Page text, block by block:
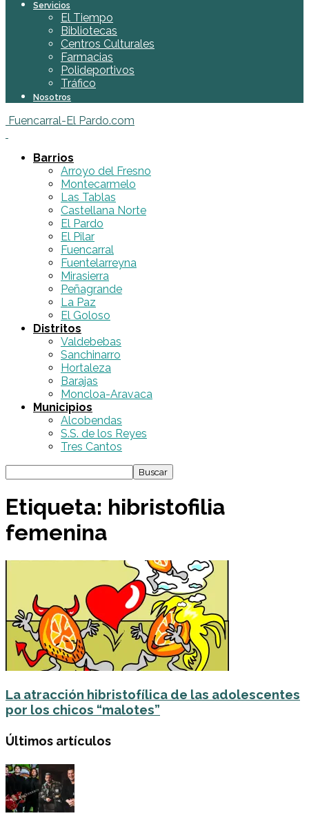
Servicios
El Tiempo
Bibliotecas
Centros Culturales
Farmacias
Polideportivos
Tráfico
Nosotros
Fuencarral-El Pardo.com
Barrios
Arroyo del Fresno
Montecarmelo
Las Tablas
Castellana Norte
El Pardo
El Pilar
Fuencarral
Fuentelarreyna
Mirasierra
Peñagrande
La Paz
El Goloso
Distritos
Valdebebas
Sanchinarro
Hortaleza
Barajas
Moncloa-Aravaca
Municipios
Alcobendas
S.S. de los Reyes
Tres Cantos
Etiqueta: hibristofilia
femenina
La atracción hibristofílica de las adolescentes
por los chicos “malotes”
Últimos artículos